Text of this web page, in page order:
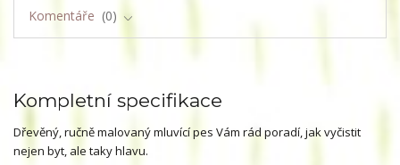
Komentáře
0
Kompletní specifikace
Dřevěný, ručně malovaný mluvící pes Vám rád poradí, jak vyčistit
nejen byt, ale taky hlavu.